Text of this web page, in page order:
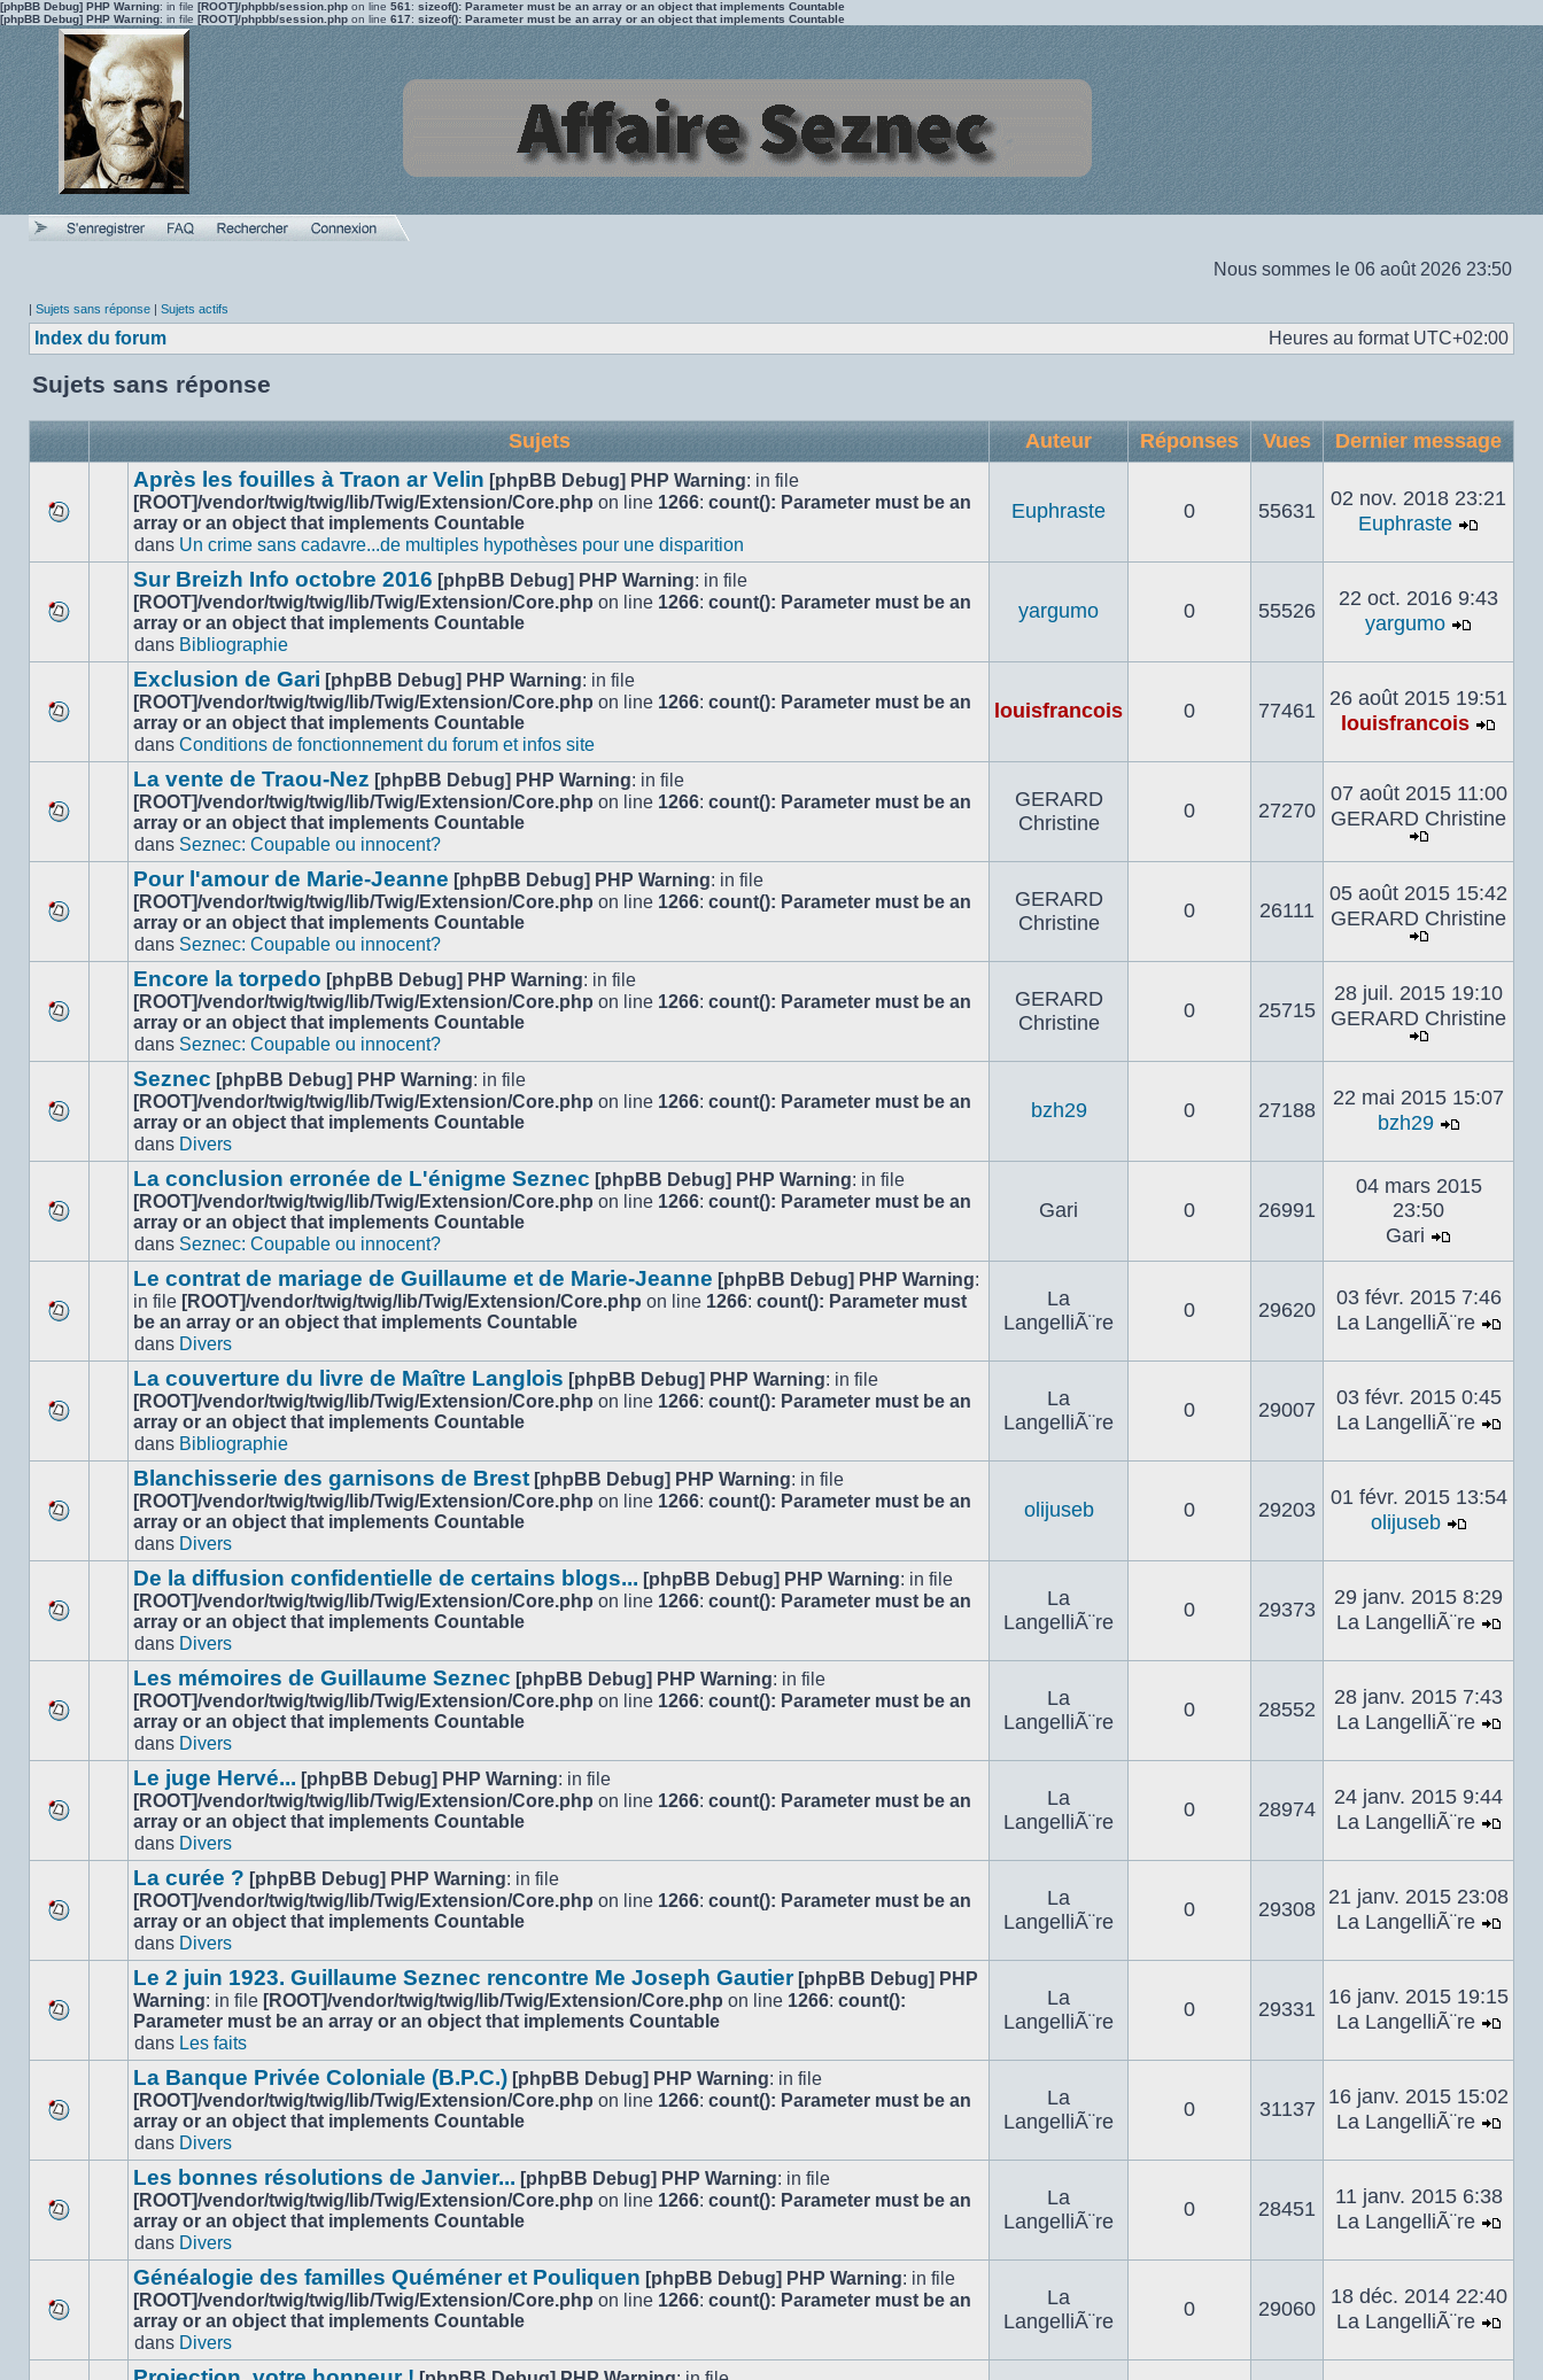
[phpBB Debug] PHP Warning: in file [ROOT]/phpbb/session.php on line 561 : sizeof(): Parameter must be an array or an object that implements Countable
[phpBB Debug] PHP Warning: in file [ROOT]/phpbb/session.php on line 617: sizeof(): Parameter must be an array or an object that implements Countable
Nous sommes le 06 août 2026 23:50
| Sujets sans réponse | Sujets actifs
Index du forum Heures au format UTC+02:00
Sujets sans réponse
Sujets Auteur Réponses Vues Dernier message
nouveau
message
Après les fouilles à Traon ar Velin [phpBB Debug] PHP Warning: in file
[ROOT]/vendor/twig/twig/lib/Twig/Extension/Core.php on line 1266: count(): Parameter must be an
array or an object that implements Countable
dans Un crime sans cadavre...de multiples hypothèses pour une disparition
Euphraste 0 55631
02 nov. 2018 23:21
Euphraste
le
dernier
nouveau
message
Sur Breizh Info octobre 2016 [phpBB Debug] PHP Warning: in file
[ROOT]/vendor/twig/twig/lib/Twig/Extension/Core.php on line 1266: count(): Parameter must be an
array or an object that implements Countable
dans Bibliographie
yargumo 0 55526
22 oct. 2016 9:43
yargumo
le
dernier
nouveau
message
Exclusion de Gari [phpBB Debug] PHP Warning: in file
[ROOT]/vendor/twig/twig/lib/Twig/Extension/Core.php on line 1266: count(): Parameter must be an
array or an object that implements Countable
dans Conditions de fonctionnement du forum et infos site
louisfrancois 0 77461
26 août 2015 19:51
louisfrancois
le
nouveau
message
La vente de Traou-Nez [phpBB Debug] PHP Warning: in file
[ROOT]/vendor/twig/twig/lib/Twig/Extension/Core.php on line 1266: count(): Parameter must be an
array or an object that implements Countable
dans Seznec: Coupable ou innocent?
GERARD
Christine
0 27270
07 août 2015 11:00
GERARD Christine
dernier
message
nouveau
message
Pour l'amour de Marie-Jeanne [phpBB Debug] PHP Warning: in file
[ROOT]/vendor/twig/twig/lib/Twig/Extension/Core.php on line 1266: count(): Parameter must be an
array or an object that implements Countable
dans Seznec: Coupable ou innocent?
GERARD
Christine
0 26111
05 août 2015 15:42
GERARD Christine
dernier
message
nouveau
message
Encore la torpedo [phpBB Debug] PHP Warning: in file
[ROOT]/vendor/twig/twig/lib/Twig/Extension/Core.php on line 1266: count(): Parameter must be an
array or an object that implements Countable
dans Seznec: Coupable ou innocent?
GERARD
Christine
0 25715
28 juil. 2015 19:10
GERARD Christine
dernier
message
nouveau
message
Seznec [phpBB Debug] PHP Warning: in file
[ROOT]/vendor/twig/twig/lib/Twig/Extension/Core.php on line 1266: count(): Parameter must be an
array or an object that implements Countable
dans Divers
bzh29 0 27188
22 mai 2015 15:07
bzh29
le
dernier
nouveau
message
La conclusion erronée de L'énigme Seznec [phpBB Debug] PHP Warning: in file
[ROOT]/vendor/twig/twig/lib/Twig/Extension/Core.php on line 1266: count(): Parameter must be an
array or an object that implements Countable
dans Seznec: Coupable ou innocent?
Gari 0 26991
04 mars 2015
23:50
Gari
dernier
message
nouveau
message
Le contrat de mariage de Guillaume et de Marie-Jeanne [phpBB Debug] PHP Warning:
in file [ROOT]/vendor/twig/twig/lib/Twig/Extension/Core.php on line 1266: count(): Parameter must
be an array or an object that implements Countable
dans Divers
La
LangelliÃ¨re
0 29620
03 févr. 2015 7:46
La LangelliÃ¨re
le
nouveau
message
La couverture du livre de Maître Langlois [phpBB Debug] PHP Warning: in file
[ROOT]/vendor/twig/twig/lib/Twig/Extension/Core.php on line 1266: count(): Parameter must be an
array or an object that implements Countable
dans Bibliographie
La
LangelliÃ¨re
0 29007
03 févr. 2015 0:45
La LangelliÃ¨re
le
nouveau
message
Blanchisserie des garnisons de Brest [phpBB Debug] PHP Warning: in file
[ROOT]/vendor/twig/twig/lib/Twig/Extension/Core.php on line 1266: count(): Parameter must be an
array or an object that implements Countable
dans Divers
olijuseb 0 29203
01 févr. 2015 13:54
olijuseb
le
dernier
nouveau
message
De la diffusion confidentielle de certains blogs... [phpBB Debug] PHP Warning: in file
[ROOT]/vendor/twig/twig/lib/Twig/Extension/Core.php on line 1266: count(): Parameter must be an
array or an object that implements Countable
dans Divers
La
LangelliÃ¨re
0 29373
29 janv. 2015 8:29
La LangelliÃ¨re
le
nouveau
message
Les mémoires de Guillaume Seznec [phpBB Debug] PHP Warning: in file
[ROOT]/vendor/twig/twig/lib/Twig/Extension/Core.php on line 1266: count(): Parameter must be an
array or an object that implements Countable
dans Divers
La
LangelliÃ¨re
0 28552
28 janv. 2015 7:43
La LangelliÃ¨re
le
nouveau
message
Le juge Hervé... [phpBB Debug] PHP Warning: in file
[ROOT]/vendor/twig/twig/lib/Twig/Extension/Core.php on line 1266: count(): Parameter must be an
array or an object that implements Countable
dans Divers
La
LangelliÃ¨re
0 28974
24 janv. 2015 9:44
La LangelliÃ¨re
le
nouveau
message
La curée ? [phpBB Debug] PHP Warning: in file
[ROOT]/vendor/twig/twig/lib/Twig/Extension/Core.php on line 1266: count(): Parameter must be an
array or an object that implements Countable
dans Divers
La
LangelliÃ¨re
0 29308
21 janv. 2015 23:08
La LangelliÃ¨re
le
nouveau
message
Le 2 juin 1923. Guillaume Seznec rencontre Me Joseph Gautier [phpBB Debug] PHP
Warning: in file [ROOT]/vendor/twig/twig/lib/Twig/Extension/Core.php on line 1266: count():
Parameter must be an array or an object that implements Countable
dans Les faits
La
LangelliÃ¨re
0 29331
16 janv. 2015 19:15
La LangelliÃ¨re
le
nouveau
message
La Banque Privée Coloniale (B.P.C.) [phpBB Debug] PHP Warning: in file
[ROOT]/vendor/twig/twig/lib/Twig/Extension/Core.php on line 1266: count(): Parameter must be an
array or an object that implements Countable
dans Divers
La
LangelliÃ¨re
0 31137
16 janv. 2015 15:02
La LangelliÃ¨re
le
nouveau
message
Les bonnes résolutions de Janvier... [phpBB Debug] PHP Warning: in file
[ROOT]/vendor/twig/twig/lib/Twig/Extension/Core.php on line 1266: count(): Parameter must be an
array or an object that implements Countable
dans Divers
La
LangelliÃ¨re
0 28451
11 janv. 2015 6:38
La LangelliÃ¨re
le
nouveau
message
Généalogie des familles Quéméner et Pouliquen [phpBB Debug] PHP Warning: in file
[ROOT]/vendor/twig/twig/lib/Twig/Extension/Core.php on line 1266: count(): Parameter must be an
array or an object that implements Countable
dans Divers
La
LangelliÃ¨re
0 29060
18 déc. 2014 22:40
La LangelliÃ¨re
le